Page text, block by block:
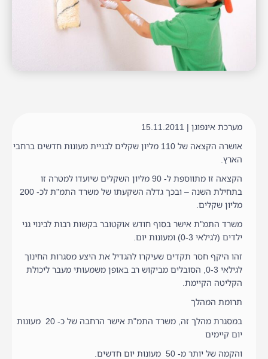
מערכת אינפוגן | 15.11.2011
אושרה הקצאה של 110 מליון שקלים לבניית מעונות חדשים ברחבי
הארץ.
הקצאה זו מתווספת ל- 90 מליון השקלים שיועדו למטרה זו
בתחילת השנה – ובכך גדלה השקעתו של משרד התמ"ת לכ- 200
מליון שקלים.
משרד התמ"ת אישר בסוף חודש אוקטובר בקשות רבות לבינוי גני
ילדים (לגילאי 0-3) ומעונות יום.
זהו היקף חסר תקדים שעיקרו להגדיל את היצע מסגרות החינוך
לגילאי 0-3, הסובלים מביקוש רב באופן משמעותי מעבר ליכולת
הקליטה הקיימת.
תרומת המהלך
במסגרת מהלך זה, משרד התמ"ת אישר הרחבה של כ- 20 מעונות
יום קיימים
והקמה של יותר מ- 50 מעונות יום חדשים.